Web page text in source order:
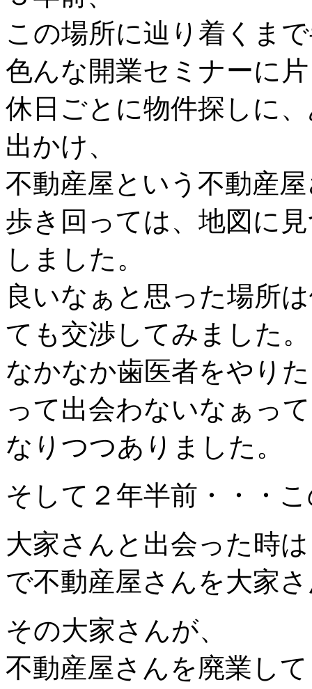
この場所に辿り着くま
色んな開業セミナーに
休日ごとに物件探しに
出かけ、
不動産屋という不動産
歩き回っては、地図に
しました。
良いなぁと思った場所
ても交渉してみました。
なかなか歯医者をやり
って出会わないなぁっ
なりつつありました。
そして２年半前・・・
大家さんと出会った時
で不動産屋さんを大家
その大家さんが、
不動産屋さんを廃業し